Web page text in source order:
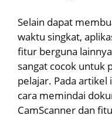
Selain dapat
waktu singkat,
fitur berguna
sangat cocok untuk
pelajar. Pada artikel
cara memindai
CamScanner dan